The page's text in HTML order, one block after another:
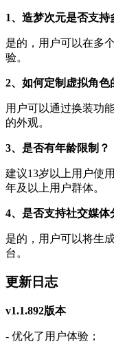
1、造梦次元是否支持
是的，用户可以在多
验。
2、如何定制虚拟角色
用户可以通过换装功
的外观。
3、是否有年龄限制？
建议13岁以上用户使
年及以上用户群体。
4、是否支持社交媒体
是的，用户可以将生
台。
更新日志
v1.1.892版本
- 优化了用户体验；